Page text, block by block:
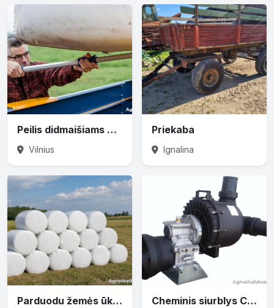
Peilis didmaišiams prapjauti
Vilnius
Priekaba
Ignalina
Parduodu žemės ūkio techniką
Cheminis siurblys CTP-30 varomas traktoriaus darbiniu velenu